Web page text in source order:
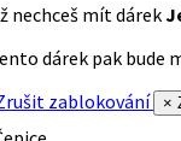
nechceš mít dárek
dárek pak bude
zablokování
×